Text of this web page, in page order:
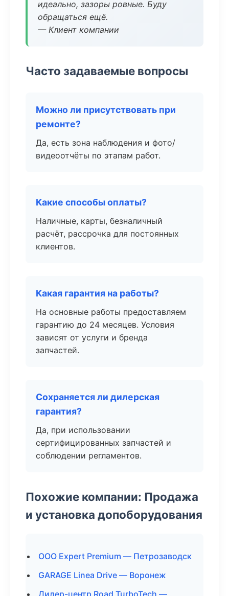
идеально, зазоры ровные. Буду
обращаться ещё.
— Клиент компании
Часто задаваемые вопросы
Можно ли присутствовать при
ремонте?
Да, есть зона наблюдения и фото/
видеоотчёты по этапам работ.
Какие способы оплаты?
Наличные, карты, безналичный
расчёт, рассрочка для постоянных
клиентов.
Какая гарантия на работы?
На основные работы предоставляем
гарантию до 24 месяцев. Условия
зависят от услуги и бренда
запчастей.
Сохраняется ли дилерская
гарантия?
Да, при использовании
сертифицированных запчастей и
соблюдении регламентов.
Похожие компании: Продажа
и установка допоборудования
ООО Expert Premium — Петрозаводск
GARAGE Linea Drive — Воронеж
Дилер-центр Road TurboTech —